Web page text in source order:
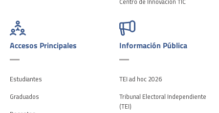
Accesos Principales
Estudiantes
Graduados
Información Pública
TEI ad hoc 2026
Tribunal Electoral Independiente
(TEI)